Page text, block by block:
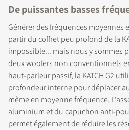
COMPARER LES
De puissantes basses
Générer des fréquences moyennes
partir du coffret peu profond de la
impossible... mais nous y sommes
deux woofers non conventionnels
haut-parleur passif, la KATCH G2
profondeur interne pour déplacer
même en moyenne fréquence.
aluminium et du capuchon anti-
permet également de réduire les